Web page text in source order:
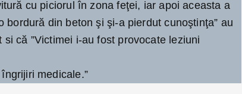
cu piciorul în zona feţei, iar apoi aceasta a
din beton şi şi-a pierdut cunoştinţa” au
că ”Victimei i-au fost provocate leziuni
medicale.”